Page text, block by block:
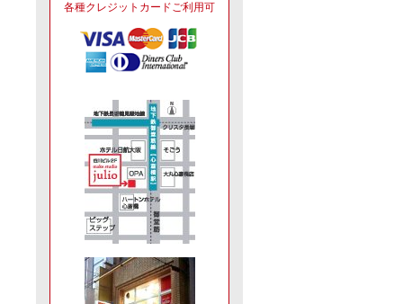
各種クレジットカードご利用可